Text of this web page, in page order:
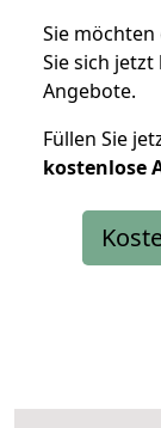
Sie möchten
Sie sich
Angebote.
Füllen Sie
kostenlose